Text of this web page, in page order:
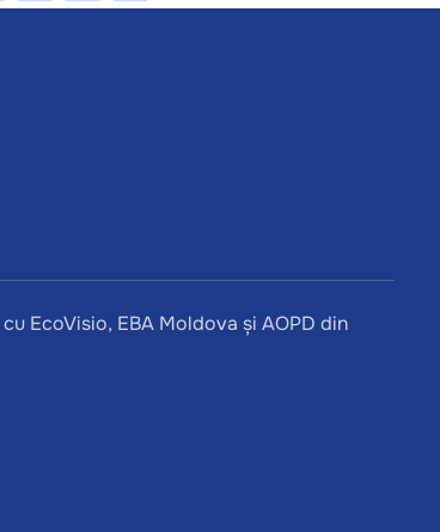
EcoVisio, EBA Moldova și AOPD din